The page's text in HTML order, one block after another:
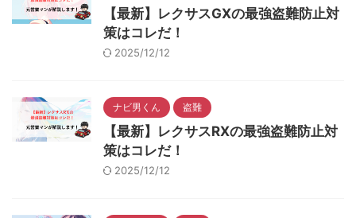
【最新】レクサスGXの最強盗難防止対
策はコレだ！
2025/12/12
ナビ男くん 盗難
【最新】レクサスRXの最強盗難防止対
策はコレだ！
2025/12/12